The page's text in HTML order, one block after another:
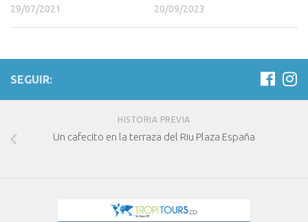
29/07/2021 20/09/2023
SEGUIR:
HISTORIA PREVIA
Un cafecito en la terraza del Riu Plaza España